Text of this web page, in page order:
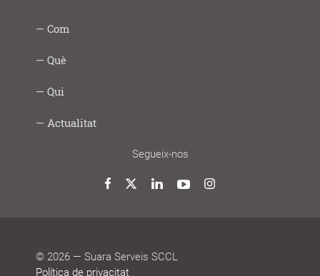
Com
Intercooperació
Proximitat
Innovació
Social
Lab
Responsabilitat
Transparència
Com
fem
Imprescindibles
Què
Infància
joves
Gent
Ocupació
treball
Acció
Empresa
Què
Formació
Qui
Model
Model
Sistema
Històries
Borsa
Persones
Actualitat
reconeixements
Segueix-nos
Facebook
TwitterLinkedInYouTubeInstagram
© 2026 — Suara Serveis SCCL
Política de privacitat